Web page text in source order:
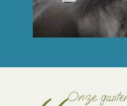
Onze